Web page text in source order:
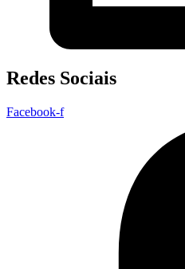
Redes Sociais
Facebook-f